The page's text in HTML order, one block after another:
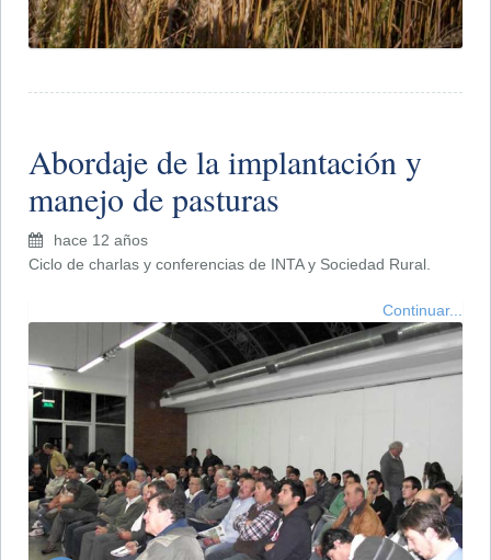
Abordaje de la implantación y
manejo de pasturas
hace 12 años
Ciclo de charlas y conferencias de INTA y Sociedad Rural.
Continuar...